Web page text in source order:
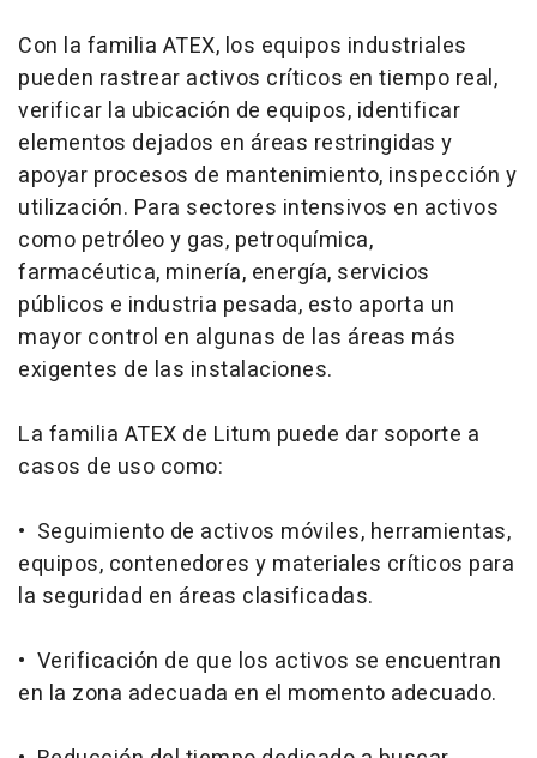
Con la familia ATEX, los equipos industriales
pueden rastrear activos críticos en tiempo real,
verificar la ubicación de equipos, identificar
elementos dejados en áreas restringidas y
apoyar procesos de mantenimiento, inspección y
utilización. Para sectores intensivos en activos
como petróleo y gas, petroquímica,
farmacéutica, minería, energía, servicios
públicos e industria pesada, esto aporta un
mayor control en algunas de las áreas más
exigentes de las instalaciones.
La familia ATEX de Litum puede dar soporte a
casos de uso como:
• Seguimiento de activos móviles, herramientas,
equipos, contenedores y materiales críticos para
la seguridad en áreas clasificadas.
• Verificación de que los activos se encuentran
en la zona adecuada en el momento adecuado.